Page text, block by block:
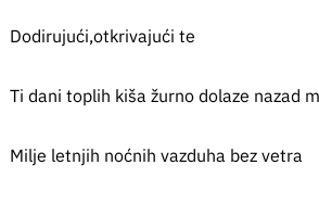
Dodirujući,otkrivajući te
Ti dani toplih kiša žurno dolaze nazad
Milje letnjih noćnih vazduha bez vetra